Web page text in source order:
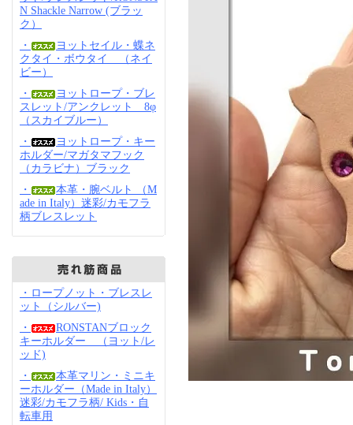
N Shackle Narrow (ブラッ
ク）
・
ヨットセイル・蝶ネ
クタイ・ボウタイ （ネイ
ビー）
・
ヨットロープ・ブレ
スレット/アンクレット 8φ
（スカイブルー）
・
ヨットロープ・キー
ホルダー/マガタマフック
（カラビナ）ブラック
・
本革・腕ベルト （M
ade in Italy）迷彩/カモフラ
柄ブレスレット
・ロープノット・ブレスレ
ット（シルバー)
・
RONSTANブロック
キーホルダー （ヨット/レ
ッド)
・
本革マリン・ミニキ
ーホルダー（Made in Italy）
迷彩/カモフラ柄/ Kids・自
転車用